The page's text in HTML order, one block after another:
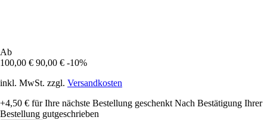
Ab
100,00 € 90,00 € -10%
inkl. MwSt. zzgl. Versandkosten
+4,50 € für Ihre nächste Bestellung geschenkt Nach Bestätigung Ihrer
Bestellung gutgeschrieben